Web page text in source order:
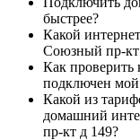
быстрее?
Какой
Союзный пр-кт
Как проверить
подключен
Какой из
домашний
пр-кт д 149?